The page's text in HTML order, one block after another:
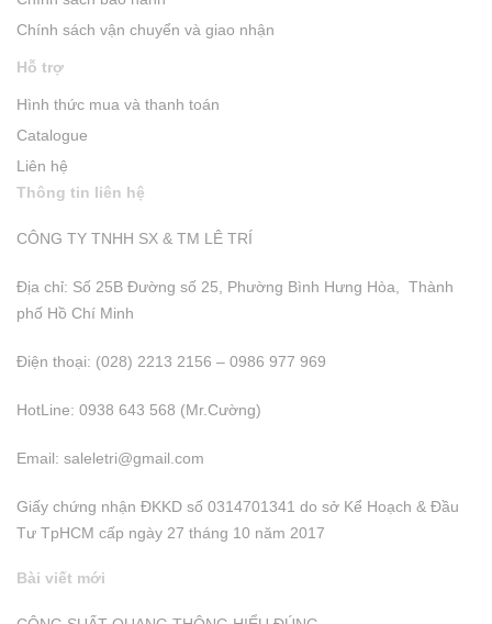
Chính sách vận chuyển và giao nhận
Hỗ trợ
Hình thức mua và thanh toán
Catalogue
Liên hệ
Thông tin liên hệ
CÔNG TY TNHH SX & TM LÊ TRÍ
Địa chỉ: Số 25B Đường số 25, Phường Bình Hưng Hòa, Thành
phố Hồ Chí Minh
Điện thoại: (028) 2213 2156 – 0986 977 969
HotLine: 0938 643 568 (Mr.Cường)
Email: saleletri@gmail.com
Giấy chứng nhận ĐKKD số 0314701341 do sở Kể Hoạch & Đầu
Tư TpHCM cấp ngày 27 tháng 10 năm 2017
Bài viết mới